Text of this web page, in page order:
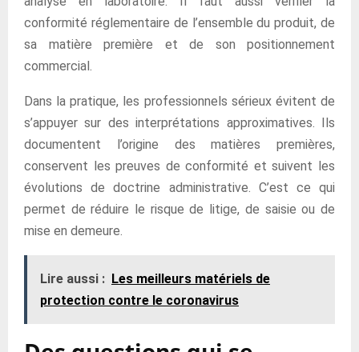
conformité réglementaire de l’ensemble du produit, de
sa matière première et de son positionnement
commercial.
Dans la pratique, les professionnels sérieux évitent de
s’appuyer sur des interprétations approximatives. Ils
documentent l’origine des matières premières,
conservent les preuves de conformité et suivent les
évolutions de doctrine administrative. C’est ce qui
permet de réduire le risque de litige, de saisie ou de
mise en demeure.
Lire aussi : Les meilleurs matériels de
protection contre le coronavirus